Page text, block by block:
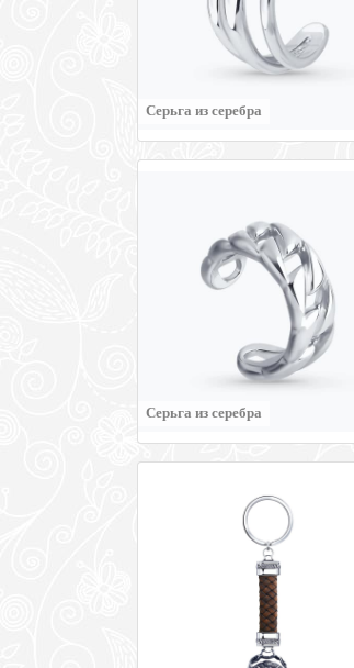
Серьга из серебра
Серьга из серебра